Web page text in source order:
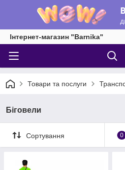
Інтернет-магазин "Barnika"
Товари та послуги
Біговели
Сортування 0